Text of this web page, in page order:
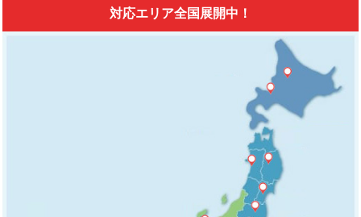
対応エリア全国展開中！